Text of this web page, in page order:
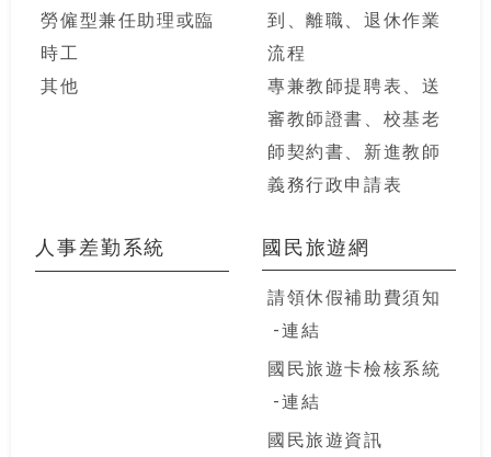
勞僱型兼任助理或臨
時工
其他
到、離職、退休作業
流程
專兼教師提聘表、送
審教師證書、校基老
師契約書、新進教師
義務行政申請表
人事差勤系統 國民旅遊網
請領休假補助費須知
連結
國民旅遊卡檢核系統
連結
國民旅遊資訊